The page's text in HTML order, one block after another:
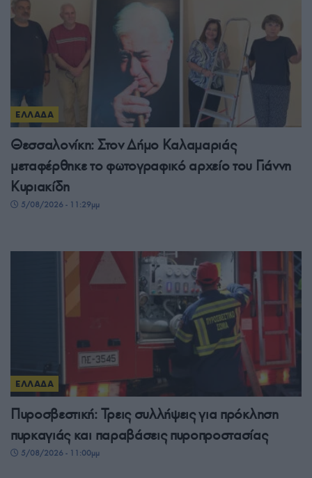
ΕΛΛΑΔΑ
Θεσσαλονίκη: Στον Δήμο Καλαμαριάς
μεταφέρθηκε το φωτογραφικό αρχείο του Γιάννη
Κυριακίδη
5/08/2026 - 11:29μμ
ΕΛΛΑΔΑ
Πυροσβεστική: Τρεις συλλήψεις για πρόκληση
πυρκαγιάς και παραβάσεις πυροπροστασίας
5/08/2026 - 11:00μμ